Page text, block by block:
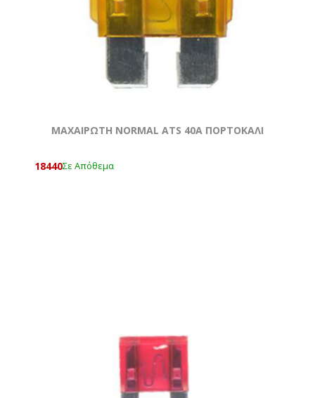
ΜΑΧΑΙΡΩΤΗ NORMAL ATS 40A ΠΟΡΤΟΚΑΛΙ
18440Σε Απόθεμα